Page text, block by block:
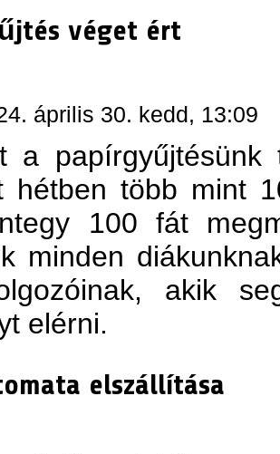
véget ért
április 30. kedd, 13:09
a papírgyűjtésünk
hétben több mint
100 fát
minden
akik
elérni.
elszállítása